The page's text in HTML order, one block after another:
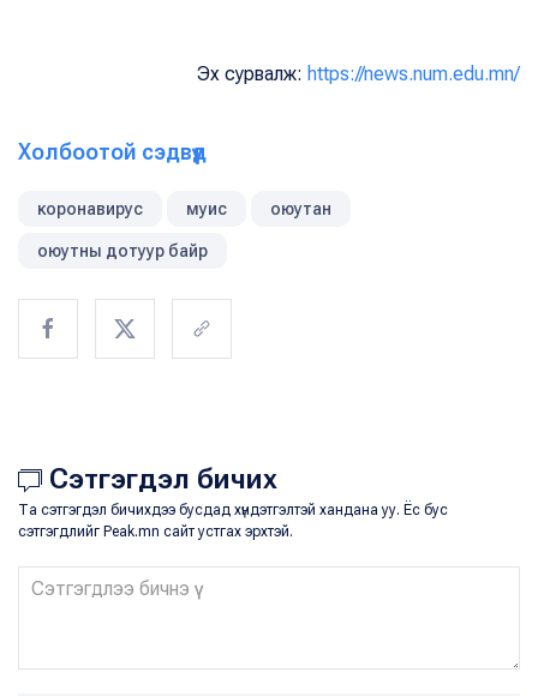
Эх сурвалж: https://news.num.edu.mn/
Холбоотой сэдвүүд
коронавирус муис оюутан
оюутны дотуур байр
Сэтгэгдэл бичих
Та сэтгэгдэл бичихдээ бусдад хүндэтгэлтэй хандана уу. Ёс бус
сэтгэгдлийг Peak.mn сайт устгах эрхтэй.